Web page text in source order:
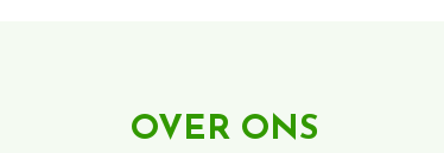
OVER ONS